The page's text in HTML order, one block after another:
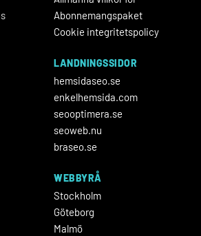
Abonnemangspaket
Cookie integritetspolicy
LANDNINGSSIDOR
hemsidaseo.se
enkelhemsida.com
seooptimera.se
seoweb.nu
braseo.se
WEBBYRÅ
Stockholm
Göteborg
Malmö